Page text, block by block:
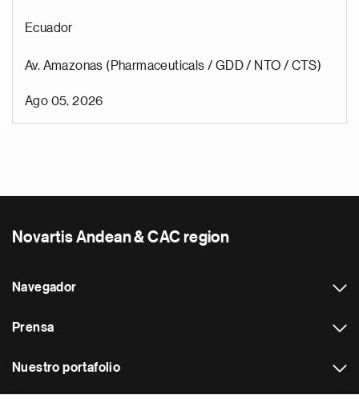
Ecuador
Av. Amazonas (Pharmaceuticals / GDD / NTO / CTS)
Ago 05, 2026
Novartis Andean & CAC region
Navegador
Prensa
Nuestro portafolio